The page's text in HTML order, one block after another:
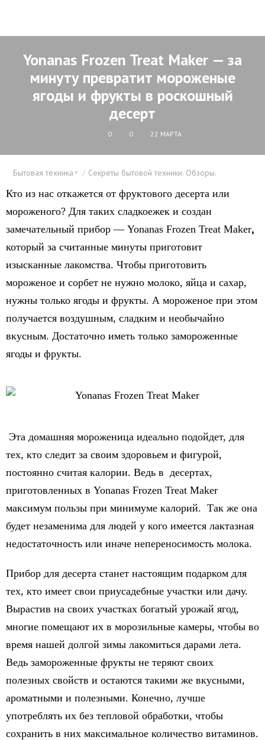
Yonanas Frozen Treat Maker — за
минуту превратит мороженые
ягоды и фрукты в роскошный
десерт
0 0 22 МАРТА
Бытовая техника Секреты бытовой техники. Обзоры.
Кто из нас откажется от фруктового десерта или
мороженого? Для таких сладкоежек и создан
замечательный прибор — Yonanas Frozen Treat Maker,
который за считанные минуты приготовит
изысканные лакомства. Чтобы приготовить
мороженое и сорбет не нужно молоко, яйца и сахар,
нужны только ягоды и фрукты. А мороженое при этом
получается воздушным, сладким и необычайно
вкусным. Достаточно иметь только замороженные
ягоды и фрукты.
Эта домашняя мороженица идеально подойдет, для
тех, кто следит за своим здоровьем и фигурой,
постоянно считая калории. Ведь в десертах,
приготовленных в Yonanas Frozen Treat Maker
максимум пользы при минимуме калорий. Так же она
будет незаменима для людей у кого имеется лактазная
недостаточность или иначе непереносимость молока.
Прибор для десерта станет настоящим подарком для
тех, кто имеет свои приусадебные участки или дачу.
Вырастив на своих участках богатый урожай ягод,
многие помещают их в морозильные камеры, чтобы во
время нашей долгой зимы лакомиться дарами лета.
Ведь замороженные фрукты не теряют своих
полезных свойств и остаются такими же вкусными,
ароматными и полезными. Конечно, лучше
употреблять их без тепловой обработки, чтобы
сохранить в них максимальное количество витаминов.